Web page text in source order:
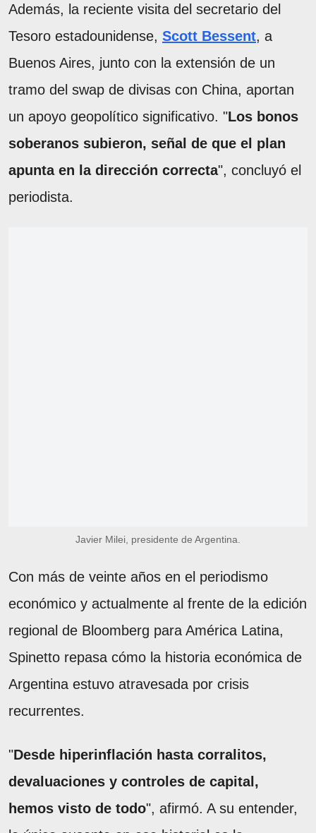
Además, la reciente visita del secretario del
Tesoro estadounidense, Scott Bessent, a
Buenos Aires, junto con la extensión de un
tramo del swap de divisas con China, aportan
un apoyo geopolítico significativo. "Los bonos
soberanos subieron, señal de que el plan
apunta en la dirección correcta", concluyó el
periodista.
Javier Milei, presidente de Argentina.
Con más de veinte años en el periodismo
económico y actualmente al frente de la edición
regional de Bloomberg para América Latina,
Spinetto repasa cómo la historia económica de
Argentina estuvo atravesada por crisis
recurrentes.
"Desde hiperinflación hasta corralitos,
devaluaciones y controles de capital,
hemos visto de todo", afirmó. A su entender,